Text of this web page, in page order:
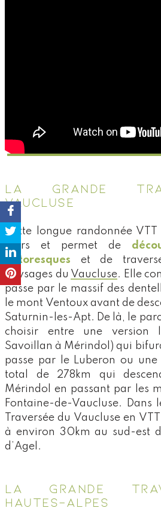
LA GRANDE
VAUCLUSE
Cette longue randonnée
jours et permet de
pittoresques et de
paysages du Vaucluse. Elle
passe par le massif des
le mont Ventoux avant de
Saturnin-les-Apt. De là, le
choisir entre une version
Savoillan à Mérindol) qui
passe par le Luberon ou une
total de 278km qui
Mérindol en passant par les
Fontaine-de-Vaucluse. Dans
Traversée du Vaucluse en
à environ 30km au sud-est
d’Agel .
LA GRANDE
HAUTES-ALPES